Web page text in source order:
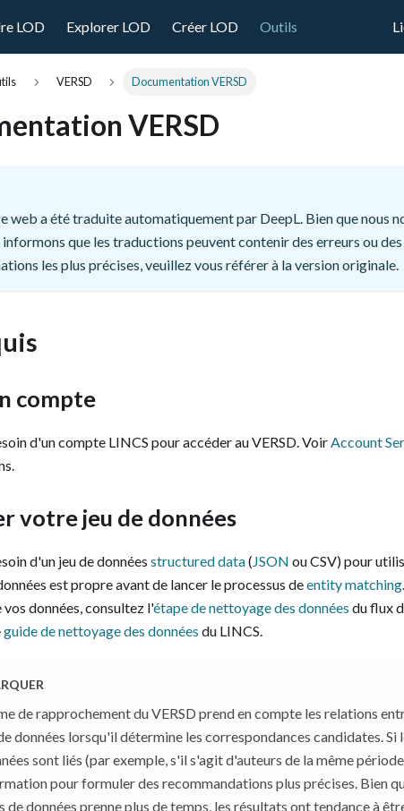
LOD Explorer LOD Créer LOD Outils
VERSD Documentation VERSD
VERSD
web a été traduite automatiquement par DeepL. Bien que nous
informons que les traductions peuvent contenir des erreurs ou
les plus précises, veuillez vous référer à la version originale.
compte
d'un compte LINCS pour accéder au VERSD. VoirAccount
votre jeu de données
d'un jeu de données structured data(JSON ou CSV) pour
est propre avant de lancer le processus deentity matching
données, consultez l'étape de nettoyage des données du flux
guide de nettoyage des données du LINCS.
de rapprochement du VERSD prend en compte les relations
données lorsqu'il détermine les correspondances candidates.
sont liés (par exemple, s'il s'agit d'auteurs de la même
pour formuler des recommandations plus précises. Bien
de données prenne plus de temps, les résultats ont tendance à